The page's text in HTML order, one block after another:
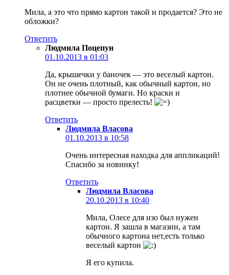
Мила, а это что прямо картон такой и продается? Это не
обложки?
Ответить
Людмила Поцепун
01.10.2013 в 01:03
Да, крышечки у баночек — это веселый картон.
Он не очень плотный, как обычный картон, но
плотнее обычной бумаги. Но краски и
расцветки — просто прелесть!
Ответить
Людмила Власова
01.10.2013 в 10:58
Очень интересная находка для аппликаций!
Спасибо за новинку!
Ответить
Людмила Власова
20.10.2013 в 10:40
Мила, Олесе для изо был нужен
картон. Я зашла в магазин, а там
обычного картона нет,есть только
веселый картон
Я его купила.